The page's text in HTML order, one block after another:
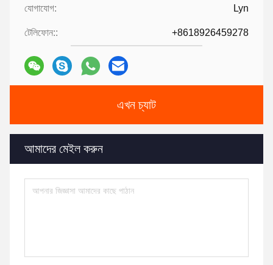
যোগাযোগ: Lyn
টেলিফোন:: +8618926459278
এখন চ্যাট
আমাদের মেইল করুন